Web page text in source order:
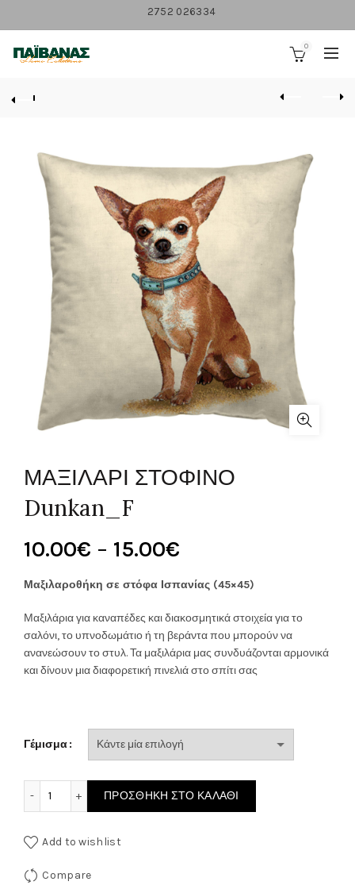
2752 026334
0
ΜΑΞΙΛΑΡΙ ΣΤΟΦΙΝΟ
Dunkan_F
10.00€ – 15.00€
range:
10.00€
through
Μαξιλαροθήκη σε στόφα Ισπανίας (45×45)
Μαξιλάρια για καναπέδες και διακοσμητικά στοιχεία για το
σαλόνι, το υπνοδωμάτιο ή τη βεράντα που μπορούν να
ανανεώσουν το στυλ. Τα μαξιλάρια μας συνδυάζονται αρμονικά
και δίνουν μια διαφορετική πινελιά στο σπίτι σας
Γέμισμα
ΠΡΟΣΘΉΚΗ ΣΤΟ ΚΑΛΆΘΙ
Add to wishlist
Compare